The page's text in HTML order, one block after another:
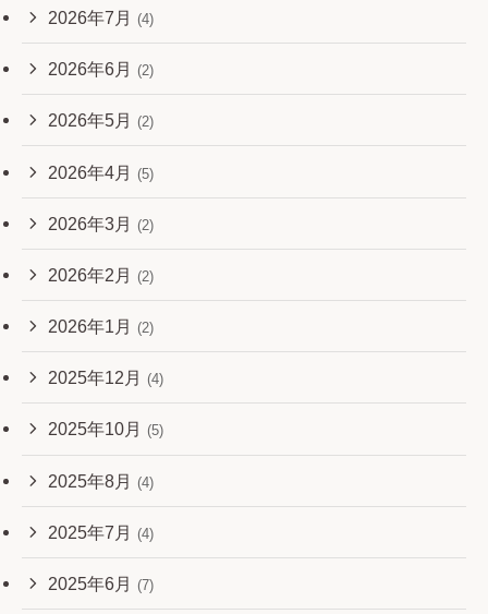
2026年7月 (4)
2026年6月 (2)
2026年5月 (2)
2026年4月 (5)
2026年3月 (2)
2026年2月 (2)
2026年1月 (2)
2025年12月 (4)
2025年10月 (5)
2025年8月 (4)
2025年7月 (4)
2025年6月 (7)